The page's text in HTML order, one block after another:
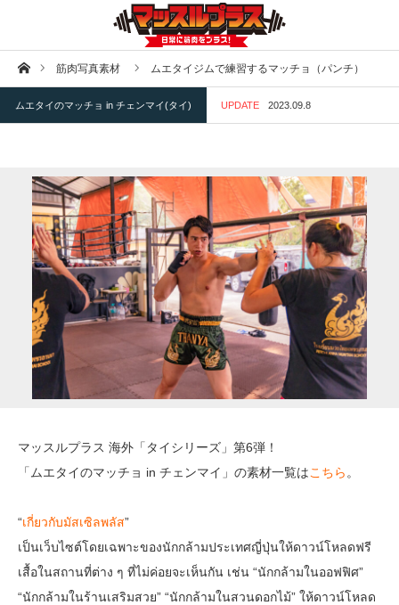
ホーム筋肉写真素材 ムエタイジムで練習するマッチョ（パンチ）
ムエタイのマッチョ in チェンマイ(タイ) UPDATE 2023.09.8
マッスルプラス 海外「タイシリーズ」第6弾！
「ムエタイのマッチョ in チェンマイ」の素材一覧はこちら 。
“เกี่ยวกับมัสเซิลพลัส”
เป็นเว็บไซต์โดยเฉพาะของนักกล้ามประเทศญี่ปุ่นให้ดาวน์โหลดฟรี
เสื้อในสถานที่ต่าง ๆ ที่ไม่ค่อยจะเห็นกัน เช่น “นักกล้ามในออฟฟิศ”
“นักกล้ามในร้านเสริมสวย” “นักกล้ามในสวนดอกไม้” ให้ดาวน์โหลด